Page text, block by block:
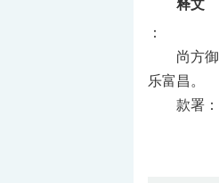
释文
：
尚方
乐富昌。
款署